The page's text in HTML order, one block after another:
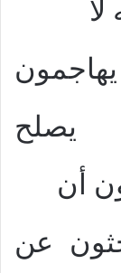
لا
يصلح
أن
عن